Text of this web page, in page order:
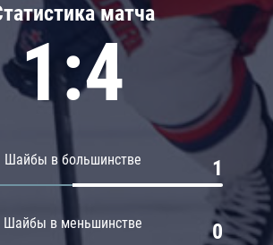
матча
1:4
Шайбы в большинстве 1
Шайбы в меньшинстве 0